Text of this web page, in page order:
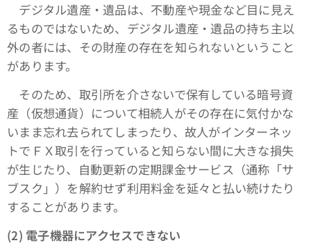
デジタル遺産・遺品は、不動産や現金など目に見え
るものではないため、デジタル遺産・遺品の持ち主以
外の者には、その財産の存在を知られないということ
があります。
そのため、取引所を介さないで保有している暗号資
産（仮想通貨）について相続人がその存在に気付かな
いまま忘れ去られてしまったり、故人がインターネッ
トでＦＸ取引を行っていると知らない間に大きな損失
が生じたり、自動更新の定期課金サービス（通称「サ
ブスク」）を解約せず利用料金を延々と払い続けたり
することがあります。
(2) 電子機器にアクセスできない